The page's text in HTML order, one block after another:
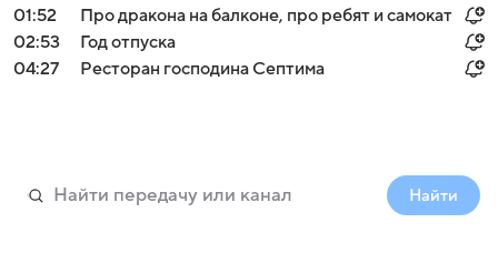
01:52
Про дракона на балконе, про ребят и самокат
02:53
Год отпуска
04:27
Ресторан господина Септима
Найти